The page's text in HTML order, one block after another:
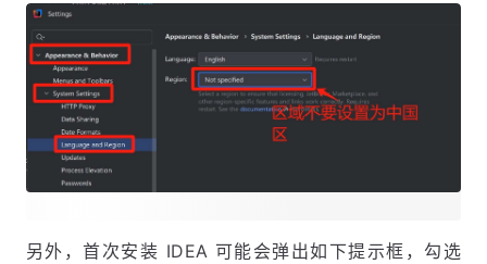
另外，首次安装 IDEA 可能会弹出如下提示框，勾选